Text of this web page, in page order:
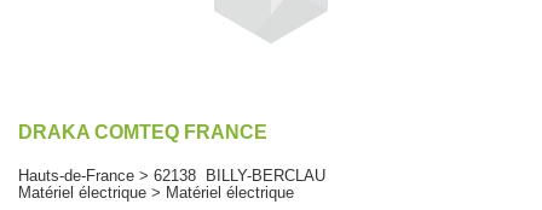
DRAKA COMTEQ FRANCE
Hauts-de-France > 62138 BILLY-BERCLAU
Matériel électrique > Matériel électrique